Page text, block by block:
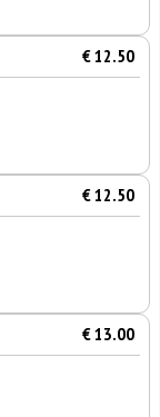
€ 12.50
€ 12.50
€ 13.00